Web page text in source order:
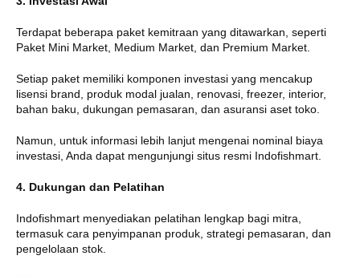
Terdapat beberapa paket kemitraan yang ditawarkan, seperti
Paket Mini Market, Medium Market, dan Premium Market.
Setiap paket memiliki komponen investasi yang mencakup
lisensi brand, produk modal jualan, renovasi, freezer, interior,
bahan baku, dukungan pemasaran, dan asuransi aset toko.
Namun, untuk informasi lebih lanjut mengenai nominal biaya
investasi, Anda dapat mengunjungi situs resmi Indofishmart.
4. Dukungan dan Pelatihan
Indofishmart menyediakan pelatihan lengkap bagi mitra,
termasuk cara penyimpanan produk, strategi pemasaran, dan
pengelolaan stok.